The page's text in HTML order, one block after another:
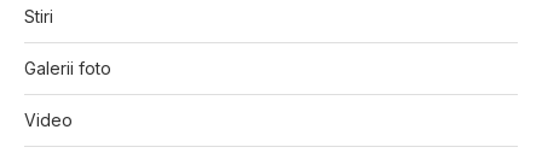
Stiri
Galerii foto
Video